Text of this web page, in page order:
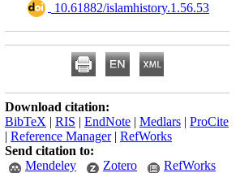
‎ 10.61882/islamhistory.1.56.53
Download citation:
BibTeX | RIS | EndNote | Medlars | ProCite
| Reference Manager| RefWorks
Send citation to:
Mendeley
Zotero RefWorks